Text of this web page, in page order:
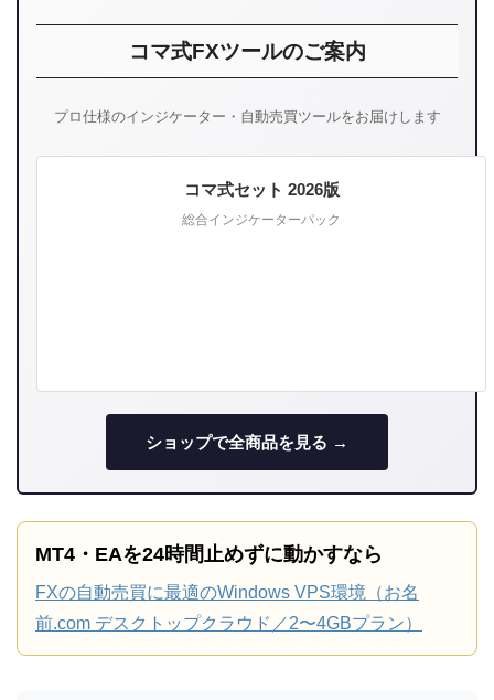
コマ式FXツールのご案内
プロ仕様のインジケーター・自動売買ツールをお届けします
コマ式セット 2026版
総合インジケーターパック
ショップで全商品を見る →
MT4・EAを24時間止めずに動かすなら
FXの自動売買に最適のWindows VPS環境（お名
前.com デスクトップクラウド／2〜4GBプラン）